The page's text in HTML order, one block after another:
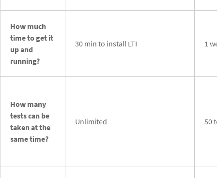
How much
time to get it
up and
running?
30 min to install LTI 1
How many
tests can be
taken at the
same time?
Unlimited 50